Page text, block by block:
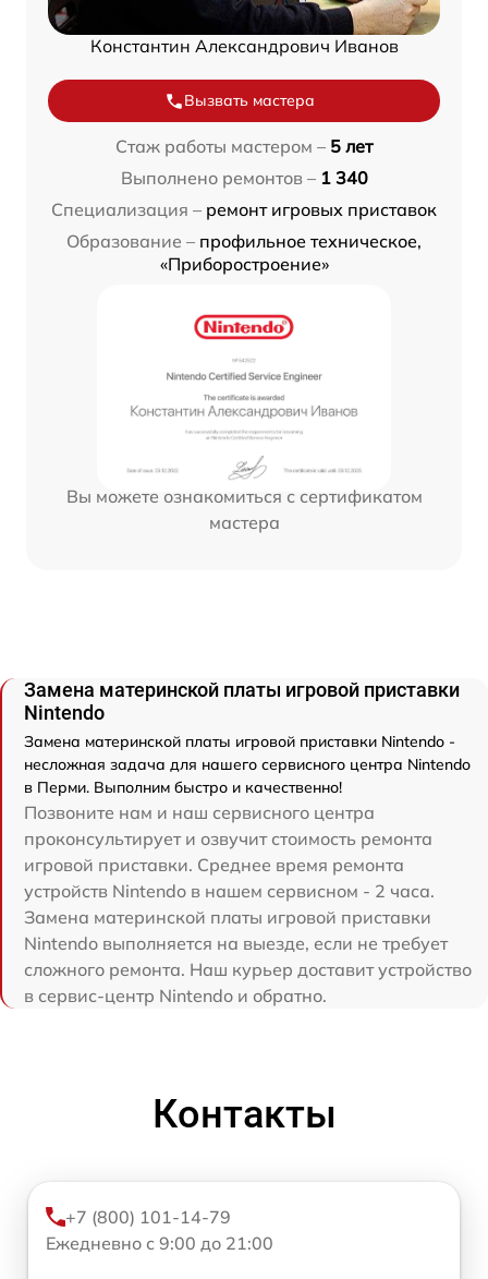
Константин Александрович Иванов
Вызвать мастера
Стаж работы мастером – 5 лет
Выполнено ремонтов – 1 340
Специализация – ремонт игровых приставок
Образование – профильное техническое,
«Приборостроение»
Вы можете ознакомиться с сертификатом
мастера
Замена материнской платы игровой приставки
Nintendo
Замена материнской платы игровой приставки Nintendo -
несложная задача для нашего сервисного центра Nintendo
в Перми. Выполним быстро и качественно!
Позвоните нам и наш сервисного центра
проконсультирует и озвучит стоимость ремонта
игровой приставки. Среднее время ремонта
устройств Nintendo в нашем сервисном - 2 часа.
Замена материнской платы игровой приставки
Nintendo выполняется на выезде, если не требует
сложного ремонта. Наш курьер доставит устройство
в сервис-центр Nintendo и обратно.
Контакты
+7 (800) 101-14-79
Ежедневно с 9:00 до 21:00